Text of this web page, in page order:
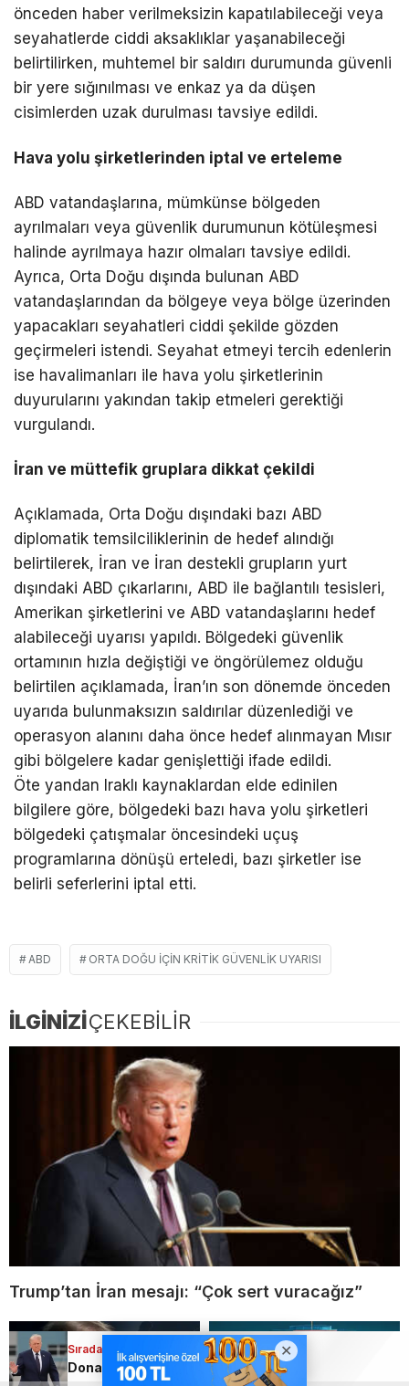
Sıradaki Haber
Donald Trump’tan İran’a sert mesaj: “Başka seçeneğiniz yok”
önceden haber verilmeksizin kapatılabileceği veya
seyahatlerde ciddi aksaklıklar yaşanabileceği
belirtilirken, muhtemel bir saldırı durumunda güvenli
bir yere sığınılması ve enkaz ya da düşen
cisimlerden uzak durulması tavsiye edildi.
Hava yolu şirketlerinden iptal ve erteleme
ABD vatandaşlarına, mümkünse bölgeden
ayrılmaları veya güvenlik durumunun kötüleşmesi
halinde ayrılmaya hazır olmaları tavsiye edildi.
Ayrıca, Orta Doğu dışında bulunan ABD
vatandaşlarından da bölgeye veya bölge üzerinden
yapacakları seyahatleri ciddi şekilde gözden
geçirmeleri istendi. Seyahat etmeyi tercih edenlerin
ise havalimanları ile hava yolu şirketlerinin
duyurularını yakından takip etmeleri gerektiği
vurgulandı.
İran ve müttefik gruplara dikkat çekildi
Açıklamada, Orta Doğu dışındaki bazı ABD
diplomatik temsilciliklerinin de hedef alındığı
belirtilerek, İran ve İran destekli grupların yurt
dışındaki ABD çıkarlarını, ABD ile bağlantılı tesisleri,
Amerikan şirketlerini ve ABD vatandaşlarını hedef
alabileceği uyarısı yapıldı. Bölgedeki güvenlik
ortamının hızla değiştiği ve öngörülemez olduğu
belirtilen açıklamada, İran’ın son dönemde önceden
uyarıda bulunmaksızın saldırılar düzenlediği ve
operasyon alanını daha önce hedef alınmayan Mısır
gibi bölgelere kadar genişlettiği ifade edildi.
Öte yandan Iraklı kaynaklardan elde edinilen
bilgilere göre, bölgedeki bazı hava yolu şirketleri
bölgedeki çatışmalar öncesindeki uçuş
programlarına dönüşü erteledi, bazı şirketler ise
belirli seferlerini iptal etti.
ABD ORTA DOĞU IÇIN KRITIK GÜVENLIK UYARISI
İLGİNİZİÇEKEBİLİR
Trump’tan İran mesajı: “Çok sert vuracağız”